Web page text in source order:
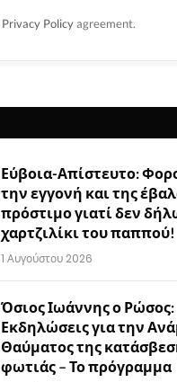
Privacy Policy agreement.
Εύβοια-Απίστευτο:
την εγγονή και της
πρόστιμο γιατί δεν
χαρτζιλίκι του παππού!
1 Αυγούστου 2026
Όσιος Ιωάννης ο Ρώσος:
Εκδηλώσεις για την
Θαύματος της
φωτιάς – Το πρόγραμμα